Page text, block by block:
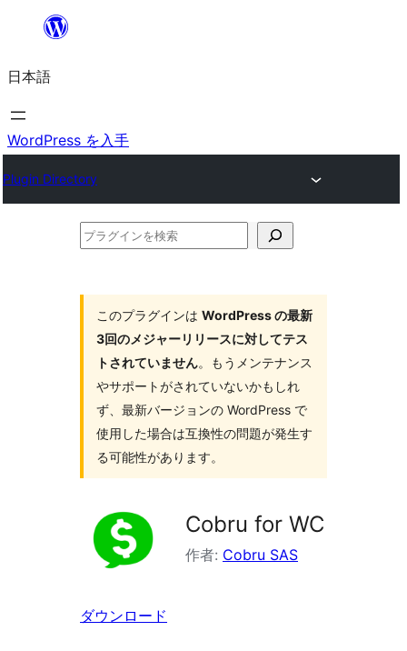
を
ス
キ
プ
日本語
WordPress を入手
Plugin Directory
プ
このプラグインは WordPress の最新
3回のメジャーリリースに対してテス
トされていません。もうメンテナンス
やサポートがされていないかもしれ
ず、最新バージョンの WordPress で
使用した場合は互換性の問題が発生す
る可能性があります。
Cobru for WC
作者: Cobru SAS
ダウンロード